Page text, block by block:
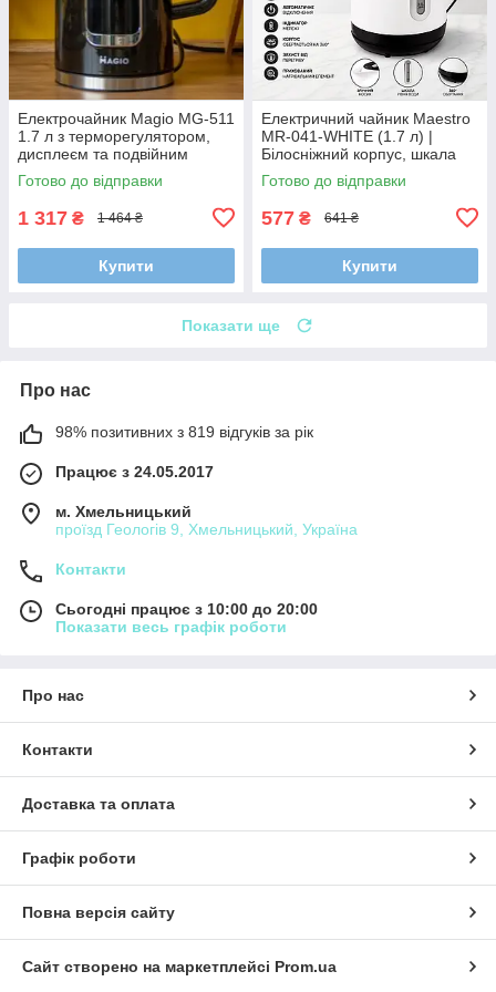
Електрочайник Magio MG-511
1.7 л з терморегулятором,
дисплеєм та подвійним
корпусом (ефект термоса)
Готово до відправки
1 317 ₴ 1 464 ₴
Купити
Електричний чайник Maestro
MR-041-WHITE (1.7 л) |
Білосніжний корпус, шкала
рівня води та прихований
нагрівач (2000 Вт)
Готово до відправки
577 ₴ 641 ₴
Купити
Показати ще
Про нас
98% позитивних з 819 відгуків за рік
Працює з 24.05.2017
м. Хмельницький
проїзд Геологів 9, Хмельницький, Україна
Контакти
Сьогодні працює з 10:00 до 20:00
Показати весь графік роботи
Про нас
Контакти
Доставка та оплата
Графік роботи
Повна версія сайту
Сайт створено на маркетплейсі Prom.ua